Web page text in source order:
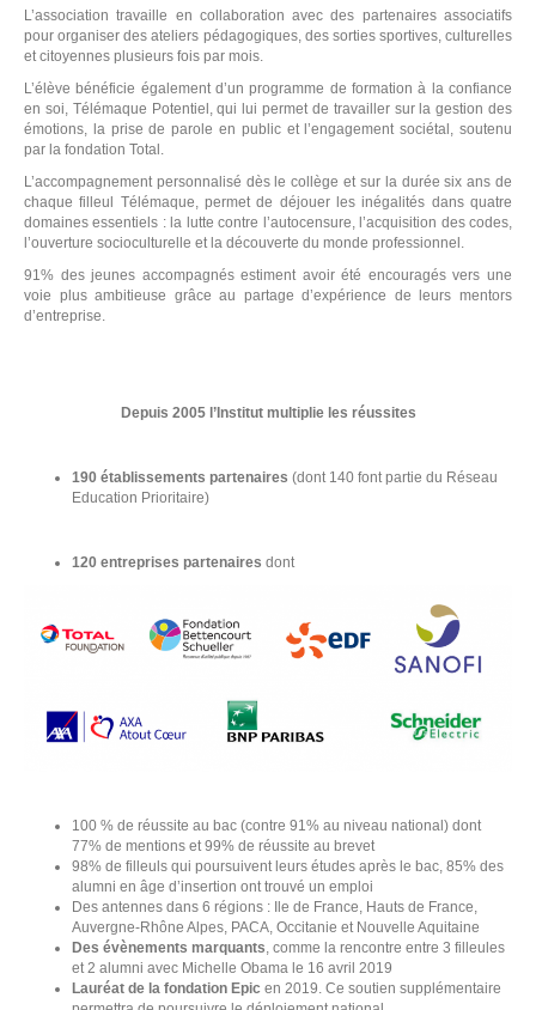
L’association travaille en collaboration avec des partenaires associatifs
pour organiser des ateliers pédagogiques, des sorties sportives, culturelles
et citoyennes plusieurs fois par mois.
L’élève bénéficie également d’un programme de formation à la confiance
en soi, Télémaque Potentiel, qui lui permet de travailler sur la gestion des
émotions, la prise de parole en public et l’engagement sociétal, soutenu
par la fondation Total.
L’accompagnement personnalisé dès le collège et sur la durée six ans de
chaque filleul Télémaque, permet de déjouer les inégalités dans quatre
domaines essentiels : la lutte contre l’autocensure, l’acquisition des codes,
l’ouverture socioculturelle et la découverte du monde professionnel.
91% des jeunes accompagnés estiment avoir été encouragés vers une
voie plus ambitieuse grâce au partage d’expérience de leurs mentors
d’entreprise.
Depuis 2005 l’Institut multiplie les réussites
190 établissements partenaires (dont 140 font partie du Réseau
Education Prioritaire)
120 entreprises partenaires dont
100 % de réussite au bac (contre 91% au niveau national) dont
77% de mentions et 99% de réussite au brevet
98% de filleuls qui poursuivent leurs études après le bac, 85% des
alumni en âge d’insertion ont trouvé un emploi
Des antennes dans 6 régions : Ile de France, Hauts de France,
Auvergne-Rhône Alpes, PACA, Occitanie et Nouvelle Aquitaine
Des évènements marquants , comme la rencontre entre 3 filleules
et 2 alumni avec Michelle Obama le 16 avril 2019
Lauréat de la fondation Epic en 2019. Ce soutien supplémentaire